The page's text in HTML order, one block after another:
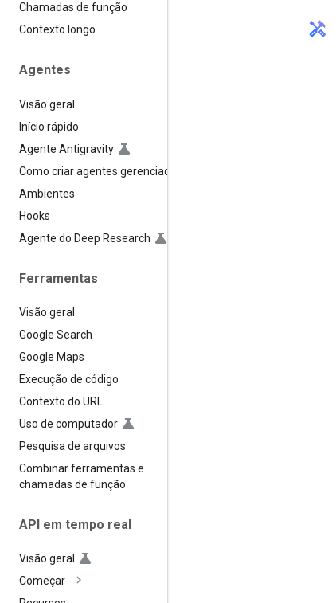
Chamadas de função
Contexto longo
Agentes
Visão geral
Início rápido
Agente Antigravity
Como criar agentes gerenciados
Ambientes
Hooks
Agente do Deep Research
Ferramentas
Visão geral
Google Search
Google Maps
Execução de código
Contexto do URL
Uso de computador
Pesquisa de arquivos
Combinar ferramentas e
chamadas de função
API em tempo real
Visão geral
Começar
handyman